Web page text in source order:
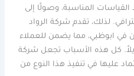
المناسبة، وصولًا إلى
لذلك، تقدم شركة الرواد
في ابوظبي، مما يضمن للعملاء
كل هذه الأسباب تجعل شركة
عليها في تنفيذ هذا النوع من